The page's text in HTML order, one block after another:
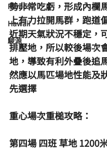
Ramos
Hawaii
駿源
勢非常吃虧，形成內欄
上有力拉開馬群，跑道
近期天氣狀況不穩定，
排壓地，所以較後場次
地，導致有利外疊後追
然應以馬匹場地性能及
先選擇
重心場次重槌攻略：
第四場 四班 草地 1200